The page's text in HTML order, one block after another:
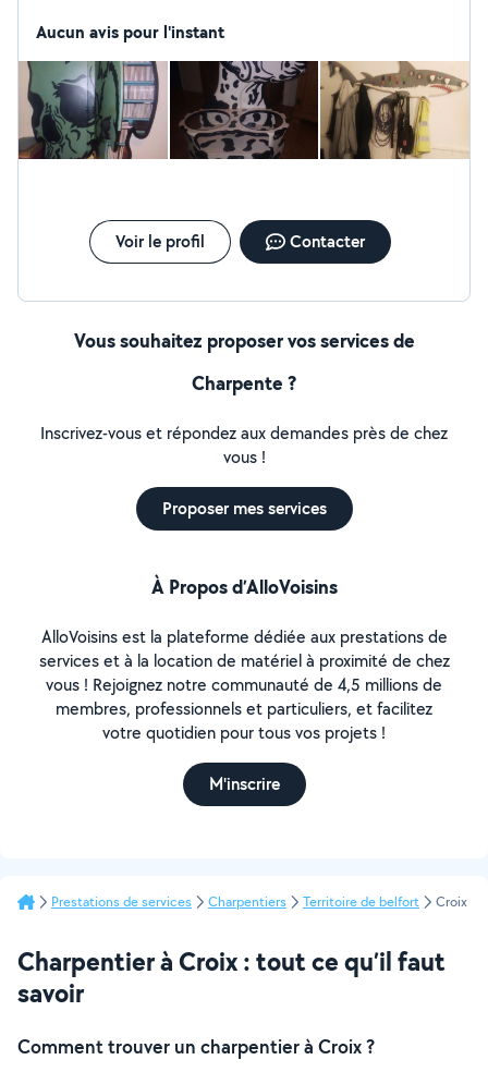
métallique, monteur d'échafaudages, isolateur
des meubles disgn et fonctionnel,rénove des meubles
en bois ou autre. Je suis organiser, sérieux et propre
dans mon travail.
Aucun avis pour l'instant
Voir le profil Contacter
Vous souhaitez proposer vos services de
Charpente ?
Inscrivez-vous et répondez aux demandes près de chez
vous !
Proposer mes services
À Propos d’AlloVoisins
AlloVoisins est la plateforme dédiée aux prestations de
services et à la location de matériel à proximité de chez
vous ! Rejoignez notre communauté de 4,5 millions de
membres, professionnels et particuliers, et facilitez
votre quotidien pour tous vos projets !
M'inscrire
Prestations de services Charpentiers Territoire de belfort Croix
Charpentier à Croix : tout ce qu’il faut
savoir
Comment trouver un charpentier à Croix ?